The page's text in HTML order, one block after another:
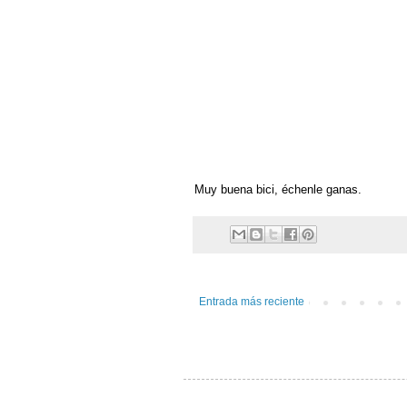
Muy buena bici, échenle ganas.
Entrada más reciente